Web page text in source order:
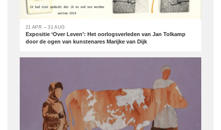
21 APR – 31 AUG
Expositie ‘Over Leven’: Het oorlogsverleden van Jan Tolkamp
door de ogen van kunstenares Marijke van Dijk